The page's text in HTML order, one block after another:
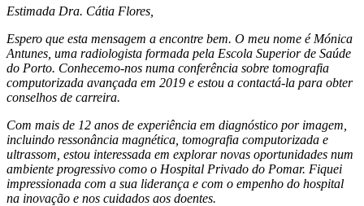
Estimada Dra. Cátia Flores,
Espero que esta mensagem a encontre bem. O meu nome é Mónica
Antunes, uma radiologista formada pela Escola Superior de Saúde
do Porto. Conhecemo-nos numa conferência sobre tomografia
computorizada avançada em 2019 e estou a contactá-la para obter
conselhos de carreira.
Com mais de 12 anos de experiência em diagnóstico por imagem,
incluindo ressonância magnética, tomografia computorizada e
ultrassom, estou interessada em explorar novas oportunidades num
ambiente progressivo como o Hospital Privado do Pomar. Fiquei
impressionada com a sua liderança e com o empenho do hospital
na inovação e nos cuidados aos doentes.